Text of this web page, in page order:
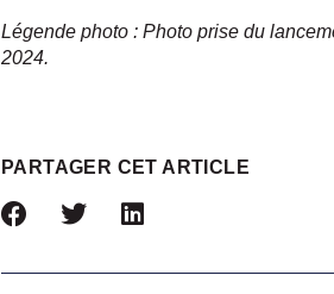
Légende photo : Photo prise du
2024.
PARTAGER CET ARTICLE